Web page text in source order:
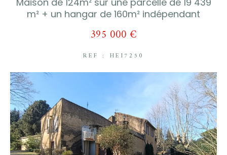
m² + un hangar de 160m² indépendant
395 000 €
REF : HEI7250